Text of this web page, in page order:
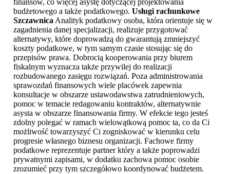
finansów, co więcej asystę dotyczącej projektowania
budżetowego a także podatkowego. Usługi rachunkowe
SzczawnicaAnalityk podatkowy osoba, która orientuje się w
zagadnienia danej specjalizacji, realizuje przygotować
alternatywy, które doprowadzą do gwarantują zmniejszyć
koszty podatkowe, w tym samym czasie stosując się do
przepisów prawa. Dobrocią kooperowania przy biurem
fiskalnym wyznacza także przywilej do realizacji
rozbudowanego zasięgu rozwiązań. Poza administrowania
sprawozdań finansowych wiele placówek zapewnia
konsultacje w obszarze ustawodawstwa zatrudnieniowych,
pomoc w temacie redagowaniu kontraktów, alternatywnie
asysta w obszarze finansowania firmy. W efekcie tego jesteś
zdolny polegać w ramach wielowątkową pomoc ta, co da Ci
możliwość towarzyszyć Ci zogniskować w kierunku celu
progresie własnego biznesu organizacji. Fachowe firmy
podatkowe reprezentuje partner który a także poprowadzi
prywatnymi zapisami, w dodatku zachowa pomoc osobie
zrozumieć przy tym szczegółowo koordynować budżetem.